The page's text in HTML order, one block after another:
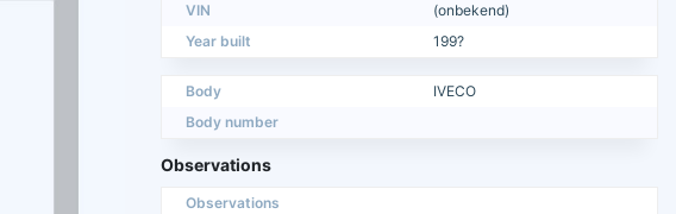
VIN
(onbekend)
Year built
199?
Body
IVECO
Body number
Observations
Observations